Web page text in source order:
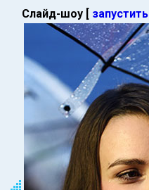
Слайд-шоу [ запустить